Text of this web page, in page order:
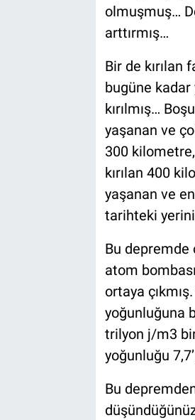
olmuşmuş…
arttırmış…
Bir de kırılan
bugüne kadar
kırılmış…
yaşanan ve
300
kırılan 400
yaşanan ve
tarihteki
Bu depremde
atom
ortaya
yoğunluğuna
trilyon j/m3
yoğunluğu
Bu